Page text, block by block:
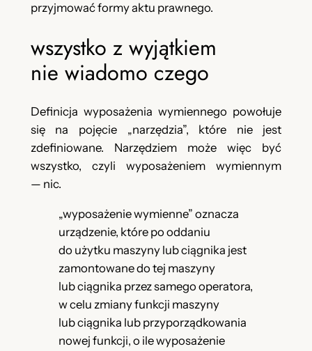
przyjmować formy aktu prawnego.
wszystko z wyjątkiem
nie wiadomo czego
Definicja wyposażenia wymiennego powołuje
się na pojęcie „narzędzia”, które nie jest
zdefiniowane. Narzędziem może więc być
wszystko, czyli wyposażeniem wymiennym
— nic.
„wyposażenie wymienne” oznacza
urządzenie, które po oddaniu
do użytku maszyny lub ciągnika jest
zamontowane do tej maszyny
lub ciągnika przez samego operatora,
w celu zmiany funkcji maszyny
lub ciągnika lub przyporządkowania
nowej funkcji, o ile wyposażenie